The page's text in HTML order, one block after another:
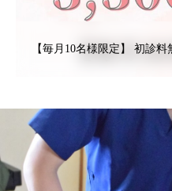
【毎月10名様限定】 初診料